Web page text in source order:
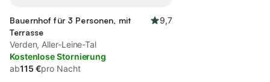
Bauernhof für 3 Personen, mit
Terrasse
9,7
Verden, Aller-Leine-Tal
Kostenlose Stornierung
ab115 €pro Nacht